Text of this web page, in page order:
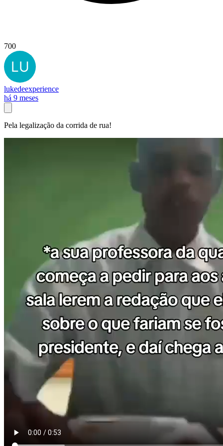
700
lukedeexperience
há 9 meses
Pela legalização da corrida de rua!